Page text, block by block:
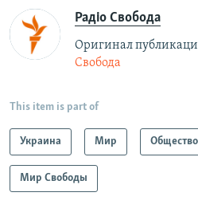
Радіо Свобода
Оригинал
Свобода
This item is part of
Украина Мир Общество
Мир Свободы